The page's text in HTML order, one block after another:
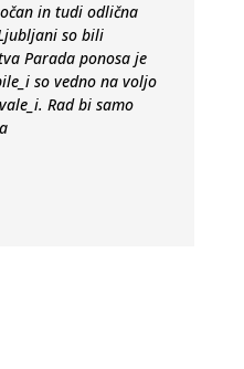
in tudi odlična
so bili
Parada ponosa je
so vedno na voljo
Rad bi samo